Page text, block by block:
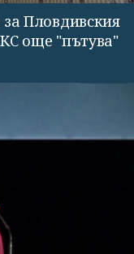
Пловдивския
още "пътува"